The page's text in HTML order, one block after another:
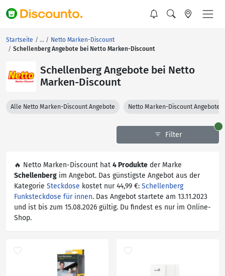
Startseite
Netto Marken-Discount
Schellenberg Angebote bei Netto Marken-Discount
Schellenberg Angebote bei Netto
Marken-Discount
Alle Netto Marken-Discount Angebote Netto Marken-Discount Angebote
Filter
🔥 Netto Marken-Discount hat 4 Produkte der Marke
Schellenberg im Angebot. Das günstigste Angebot aus der
Kategorie Steckdose kostet nur 44,99 €: Schellenberg
Funksteckdose für innen. Das Angebot startete am 13.11.2023
und ist bis zum 15.08.2026 gültig. Du findest es nur im Online-
Shop.